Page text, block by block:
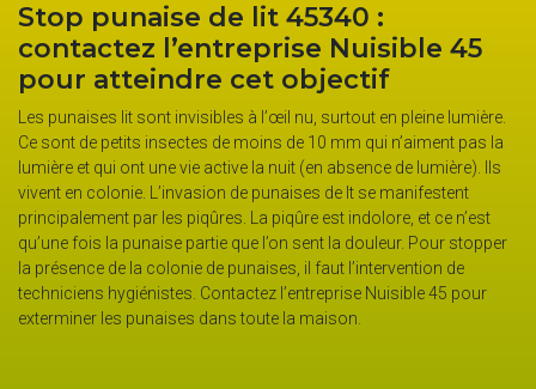
Stop punaise de lit 45340 :
contactez l’entreprise Nuisible 45
pour atteindre cet objectif
Les punaises lit sont invisibles à l’œil nu, surtout en pleine lumière.
Ce sont de petits insectes de moins de 10 mm qui n’aiment pas la
lumière et qui ont une vie active la nuit (en absence de lumière). Ils
vivent en colonie. L’invasion de punaises de lt se manifestent
principalement par les piqûres. La piqûre est indolore, et ce n’est
qu’une fois la punaise partie que l’on sent la douleur. Pour stopper
la présence de la colonie de punaises, il faut l’intervention de
techniciens hygiénistes. Contactez l’entreprise Nuisible 45 pour
exterminer les punaises dans toute la maison.